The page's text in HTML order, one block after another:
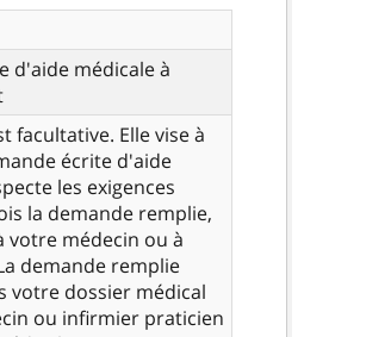
d'aide médicale à
facultative. Elle vise à
écrite d'aide
les exigences
la demande remplie,
votre médecin ou à
demande remplie
votre dossier médical
ou infirmier praticien